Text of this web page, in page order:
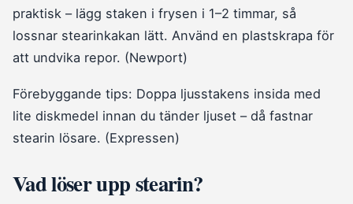
praktisk – lägg staken i frysen i 1–2 timmar, så
lossnar stearinkakan lätt. Använd en plastskrapa för
att undvika repor. (Newport)
Förebyggande tips: Doppa ljusstakens insida med
lite diskmedel innan du tänder ljuset – då fastnar
stearin lösare. (Expressen)
Vad löser upp stearin?